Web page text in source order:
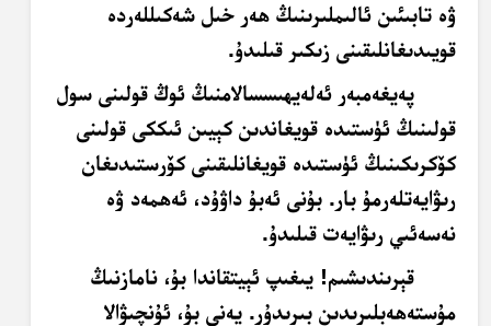
ۋە تابىئىن ئالىملىرىنىڭ ھەر خىل شەكىللەردە
قويىدىغانلىقىنى زىكىر قىلىدۇ.
پەيغەمبەر ئەلەيھىسسالامنىڭ ئوڭ قولىنى سول
قولىنىڭ ئۈستىدە قويغاندىن كېيىن ئىككى قولىنى
كۆكرىكىنىڭ ئۈستىدە قويغانلىقىنى كۆرستىدىغان
رىۋايەتلەرمۇ بار. بۇنى ئەبۇ داۋۇد، ئەھمەد ۋە
نەسەئىي رىۋايەت قىلىدۇ.
قېرىندىشىم! يىغىپ ئېيتقاندا بۇ، نامازنىڭ
مۇستەھەبلىرىدىن بىرىدۇر. يەنى بۇ، ئۇنچىۋالا